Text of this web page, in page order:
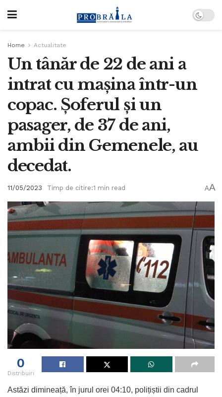
Home Actualitate
Un tânăr de 22 de ani a
intrat cu mașina într-un
copac. Șoferul și un
pasager, de 37 de ani,
ambii din Gemenele, au
decedat.
11/05/2023 Timp de citire:1 min read AA
0
Distribuiri
Astăzi dimineață, în jurul orei 04:10, polițiștii din cadrul